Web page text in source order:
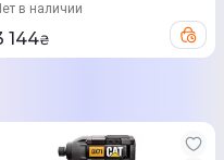
в наличии
144₴